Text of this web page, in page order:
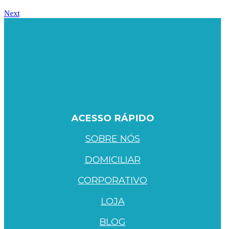
Next
ACESSO RÁPIDO
SOBRE NÓS
DOMICILIAR
CORPORATIVO
LOJA
BLOG